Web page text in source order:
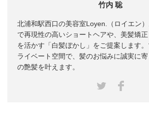
竹内 聡
北浦和駅西口の美容室Loyen.（ロイエン
で再現性の高いショートヘアや、美髪矯
を活かす「白髪ぼかし」をご提案します
ライベート空間で、髪のお悩みに誠実に
の艶髪を叶えます。